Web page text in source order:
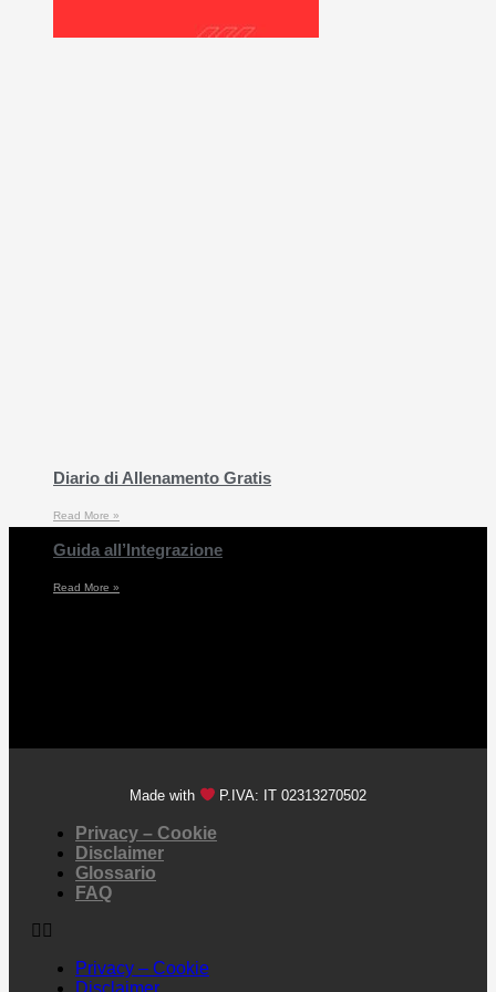
Diario di Allenamento Gratis
Read More »
Guida all’Integrazione
Read More »
Made with P.IVA: IT 02313270502
Privacy – Cookie
Disclaimer
Glossario
FAQ
Privacy – Cookie
Disclaimer